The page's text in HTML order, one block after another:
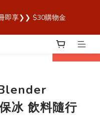
心！】
即享❯❯ $30購物金
Owala 台灣官方代理直營
prev
冰 飲料隨行